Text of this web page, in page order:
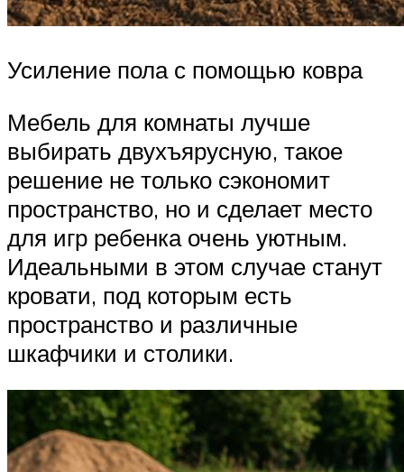
Усиление пола с помощью ковра
Мебель для комнаты лучше
выбирать двухъярусную, такое
решение не только сэкономит
пространство, но и сделает место
для игр ребенка очень уютным.
Идеальными в этом случае станут
кровати, под которым есть
пространство и различные
шкафчики и столики.